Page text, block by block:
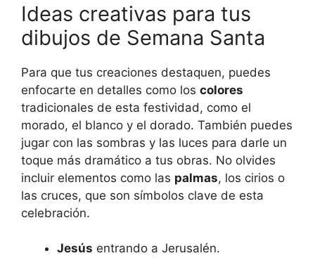
Ideas creativas para tus
dibujos de Semana Santa
Para que tus creaciones destaquen, puedes
enfocarte en detalles como los colores
tradicionales de esta festividad, como el
morado, el blanco y el dorado. También puedes
jugar con las sombras y las luces para darle un
toque más dramático a tus obras. No olvides
incluir elementos como las palmas, los cirios o
las cruces, que son símbolos clave de esta
celebración.
Jesús entrando a Jerusalén.